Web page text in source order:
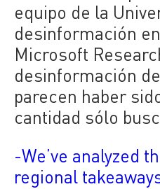
equipo de la
desinformación
Microsoft
desinformación
parecen haber
cantidad sólo
-We’ve analyzed
regional